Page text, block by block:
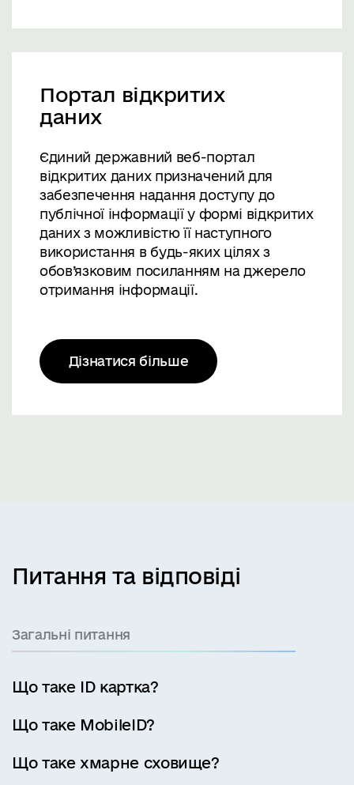
Портал відкритих
даних
Єдиний державний веб-портал
відкритих даних призначений для
забезпечення надання доступу до
публічної інформації у формі відкритих
даних з можливістю її наступного
використання в будь-яких цілях з
обов’язковим посиланням на джерело
отримання інформації.
Дізнатися більше
Питання та відповіді
Загальні питання
Що таке ID картка?
Що таке MobileID?
Що таке хмарне сховище?